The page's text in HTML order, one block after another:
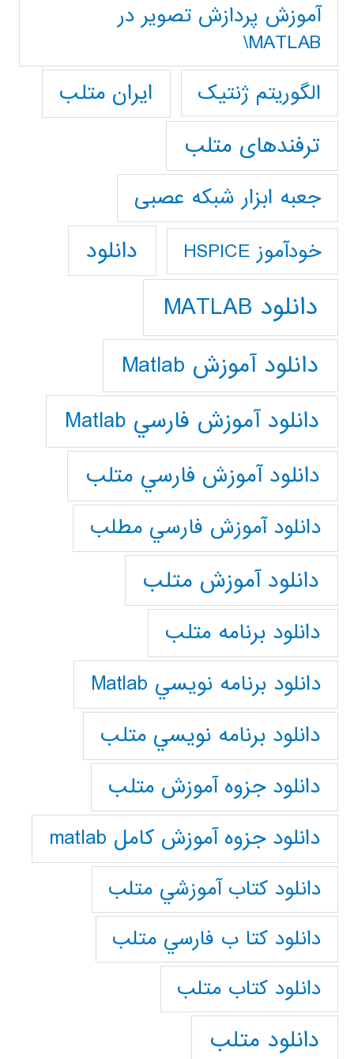
آموزش پردازش تصوير در
MATLAB\
الگوریتم ژنتیک
ایران متلب
ترفندهای متلب
جعبه ابزار شبکه عصبی
خودآموز HSPICE دانلود
دانلود MATLAB
دانلود آموزش Matlab
دانلود آموزش فارسي Matlab
دانلود آموزش فارسي متلب
دانلود آموزش فارسي مطلب
دانلود آموزش متلب
دانلود برنامه متلب
دانلود برنامه نويسي Matlab
دانلود برنامه نويسي متلب
دانلود جزوه آموزش متلب
دانلود جزوه آموزش کامل matlab
دانلود كتاب آموزشي متلب
دانلود كتا ب فارسي متلب
دانلود كتاب متلب
دانلود متلب